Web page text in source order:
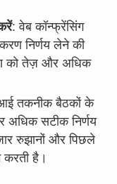
: वेब कॉन्फ्रेंसिंग
निर्णय लेने की
को तेज़ और अधिक
तकनीक बैठकों के
अधिक सटीक निर्णय
रुझानों और पिछले
करती है।